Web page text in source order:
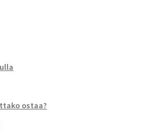
ostaa?